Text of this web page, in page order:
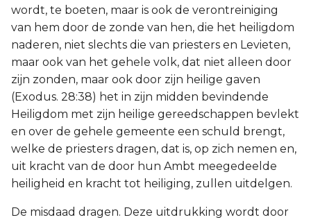
wordt, te boeten, maar is ook de verontreiniging
van hem door de zonde van hen, die het heiligdom
naderen, niet slechts die van priesters en Levieten,
maar ook van het gehele volk, dat niet alleen door
zijn zonden, maar ook door zijn heilige gaven
(Exodus. 28:38) het in zijn midden bevindende
Heiligdom met zijn heilige gereedschappen bevlekt
en over de gehele gemeente een schuld brengt,
welke de priesters dragen, dat is, op zich nemen en,
uit kracht van de door hun Ambt meegedeelde
heiligheid en kracht tot heiliging, zullen uitdelgen.
De misdaad dragen. Deze uitdrukking wordt door